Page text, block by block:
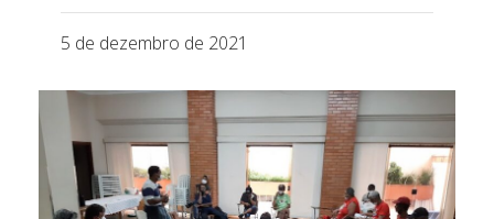
5 de dezembro de 2021